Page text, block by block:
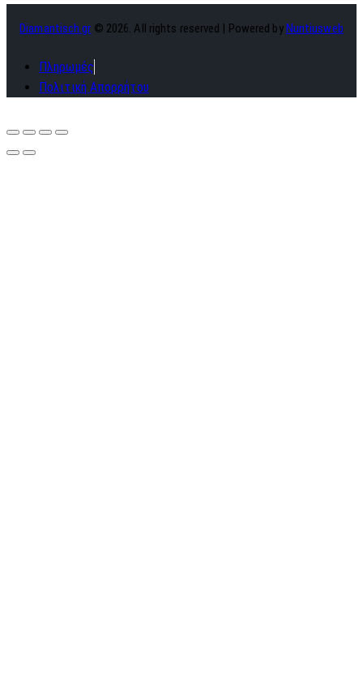
Diamantisch.gr © 2026. All rights reserved | Powered by Nuntiusweb
Πληρωμές
Πολιτική Απορρήτου